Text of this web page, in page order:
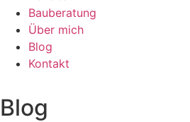
Bauberatung
Über mich
Blog
Kontakt
Blog